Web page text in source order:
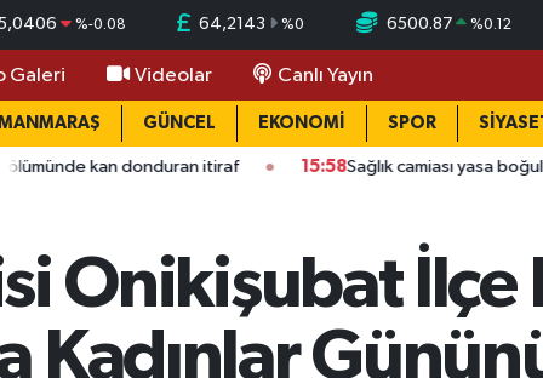
%-0.08 64,2143 %0 6500.87 %0.12
Galeri Videolar Canlı Yayın
GÜNCEL EKONOMİ SPOR
itiraf 15:58Sağlık camiası yasa boğuldu:
Onikişubat İlçe
Kadınlar